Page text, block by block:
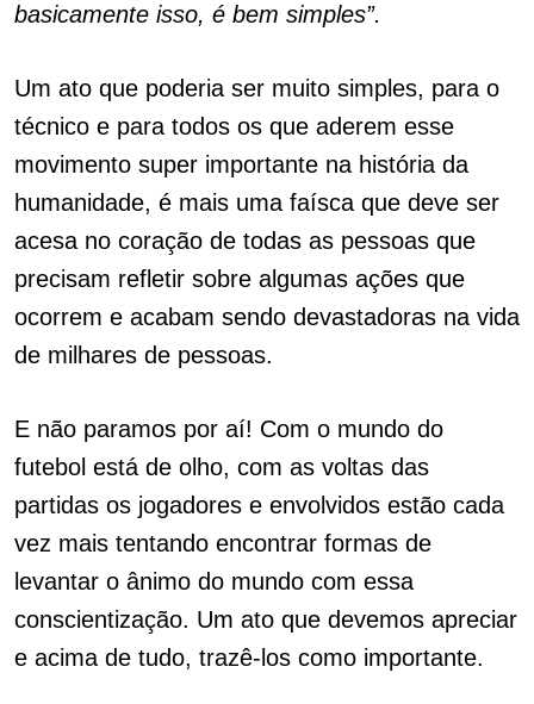
basicamente isso, é bem simples”.
Um ato que poderia ser muito simples, para o
técnico e para todos os que aderem esse
movimento super importante na história da
humanidade, é mais uma faísca que deve ser
acesa no coração de todas as pessoas que
precisam refletir sobre algumas ações que
ocorrem e acabam sendo devastadoras na vida
de milhares de pessoas.
E não paramos por aí! Com o mundo do
futebol está de olho, com as voltas das
partidas os jogadores e envolvidos estão cada
vez mais tentando encontrar formas de
levantar o ânimo do mundo com essa
conscientização. Um ato que devemos apreciar
e acima de tudo, trazê-los como importante.